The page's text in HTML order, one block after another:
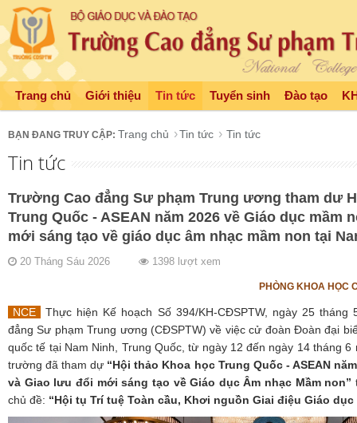
Trang chủ Giới thiệu Tin tức Tuyển sinh Đào tạo
Trang chủ Tin tức Tin tức
Tin tức
Trường Cao đẳng Sư phạm Trung ương tham dư
Trung Quốc - ASEAN năm 2026 về Giáo dục mầm
mới sáng tạo về giáo dục âm nhạc mầm non tại
20 Tháng Sáu 2026 1398 lượt xem
PHÒNG KHOA HỌC
NCE
Thực hiện Kế hoạch Số 394/KH-CĐSPTW, ngày 25 tháng
đẳng Sư phạm Trung ương (CĐSPTW) về việc cử đoàn Đoàn đại
quốc tế tại Nam Ninh, Trung Quốc, từ ngày 12 đến ngày 14 tháng
trường đã tham dự “Hội thảo Khoa học Trung Quốc - ASEAN
và Giao lưu đổi mới sáng tạo về Giáo dục Âm nhạc Mầm non”
chủ đề: “Hội tụ Trí tuệ Toàn cầu, Khơi nguồn Giai điệu Giáo dục